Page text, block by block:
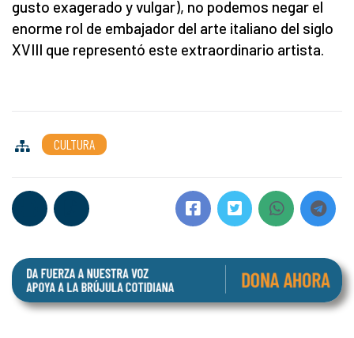
gusto exagerado y vulgar), no podemos negar el
enorme rol de embajador del arte italiano del siglo
XVIII que representó este extraordinario artista.
CULTURA